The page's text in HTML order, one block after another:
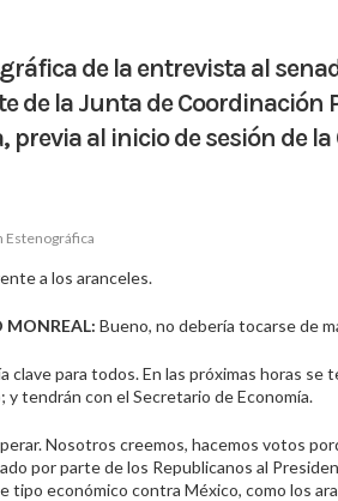
de la entrevista al
de la Junta de Coordinación
previa al inicio de sesión de
Estenográfica
a los aranceles.
MONREAL: Bueno, no debería tocarse de
clave para todos. En las próximas horas
y tendrán con el Secretario de Economía.
Nosotros creemos, hacemos votos
por parte de los Republicanos al
tipo económico contra México, como los